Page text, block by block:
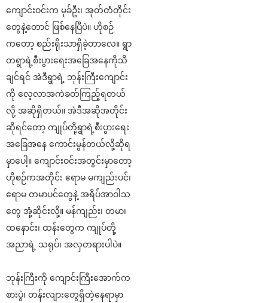
ကျောင်းဝင်းက မုခ်ဦး၊ အုတ်တံတိုင်း
တွေနဲ့တောင် ဖြစ်နေပြီပဲ။ ဟိုစဉ်
ကတော့ စည်းရိုးသာရှိခဲ့တာလေ။ ရွာ
တရွာရဲ့စီးပွားရေးအခြေအနေကိုသိ
ချင်ရင် အဲဒီရွာရဲ့ ဘုန်းကြီးကျောင်း
ကို လေ့လာအကဲခတ်ကြည့်ရတယ်
လို့ အဆိုရှိတယ်။ အဲဒီအဆိုအတိုင်း
ဆိုရင်တော့ ကျုပ်တို့ရွာရဲ့စီးပွားရေး
အခြေအနေ ကောင်းမွန်တယ်လို့ဆိုရ
မှာပေါ့။ ကျောင်းဝင်းအတွင်းမှာတော့
ဟိုစဉ်ကအတိုင်း ဧရာမ မကျည်းပင်၊
ဧရာမ တမာပင်တွေနဲ့ အရိပ်အာဝါသ
တွေ အုံ့ဆိုင်းလို့။ မန်ကျည်း၊ တမာ၊
ထနောင်း၊ ထန်းတွေက ကျုပ်တို့
အညာရဲ့ သရုပ်၊ အလှတရားပါပဲ။
ဘုန်းကြီးကို ကျောင်းကြီးအောက်က
စားပွဲ၊ တန်းလျားတွေရှိတဲ့နေရာမှာ